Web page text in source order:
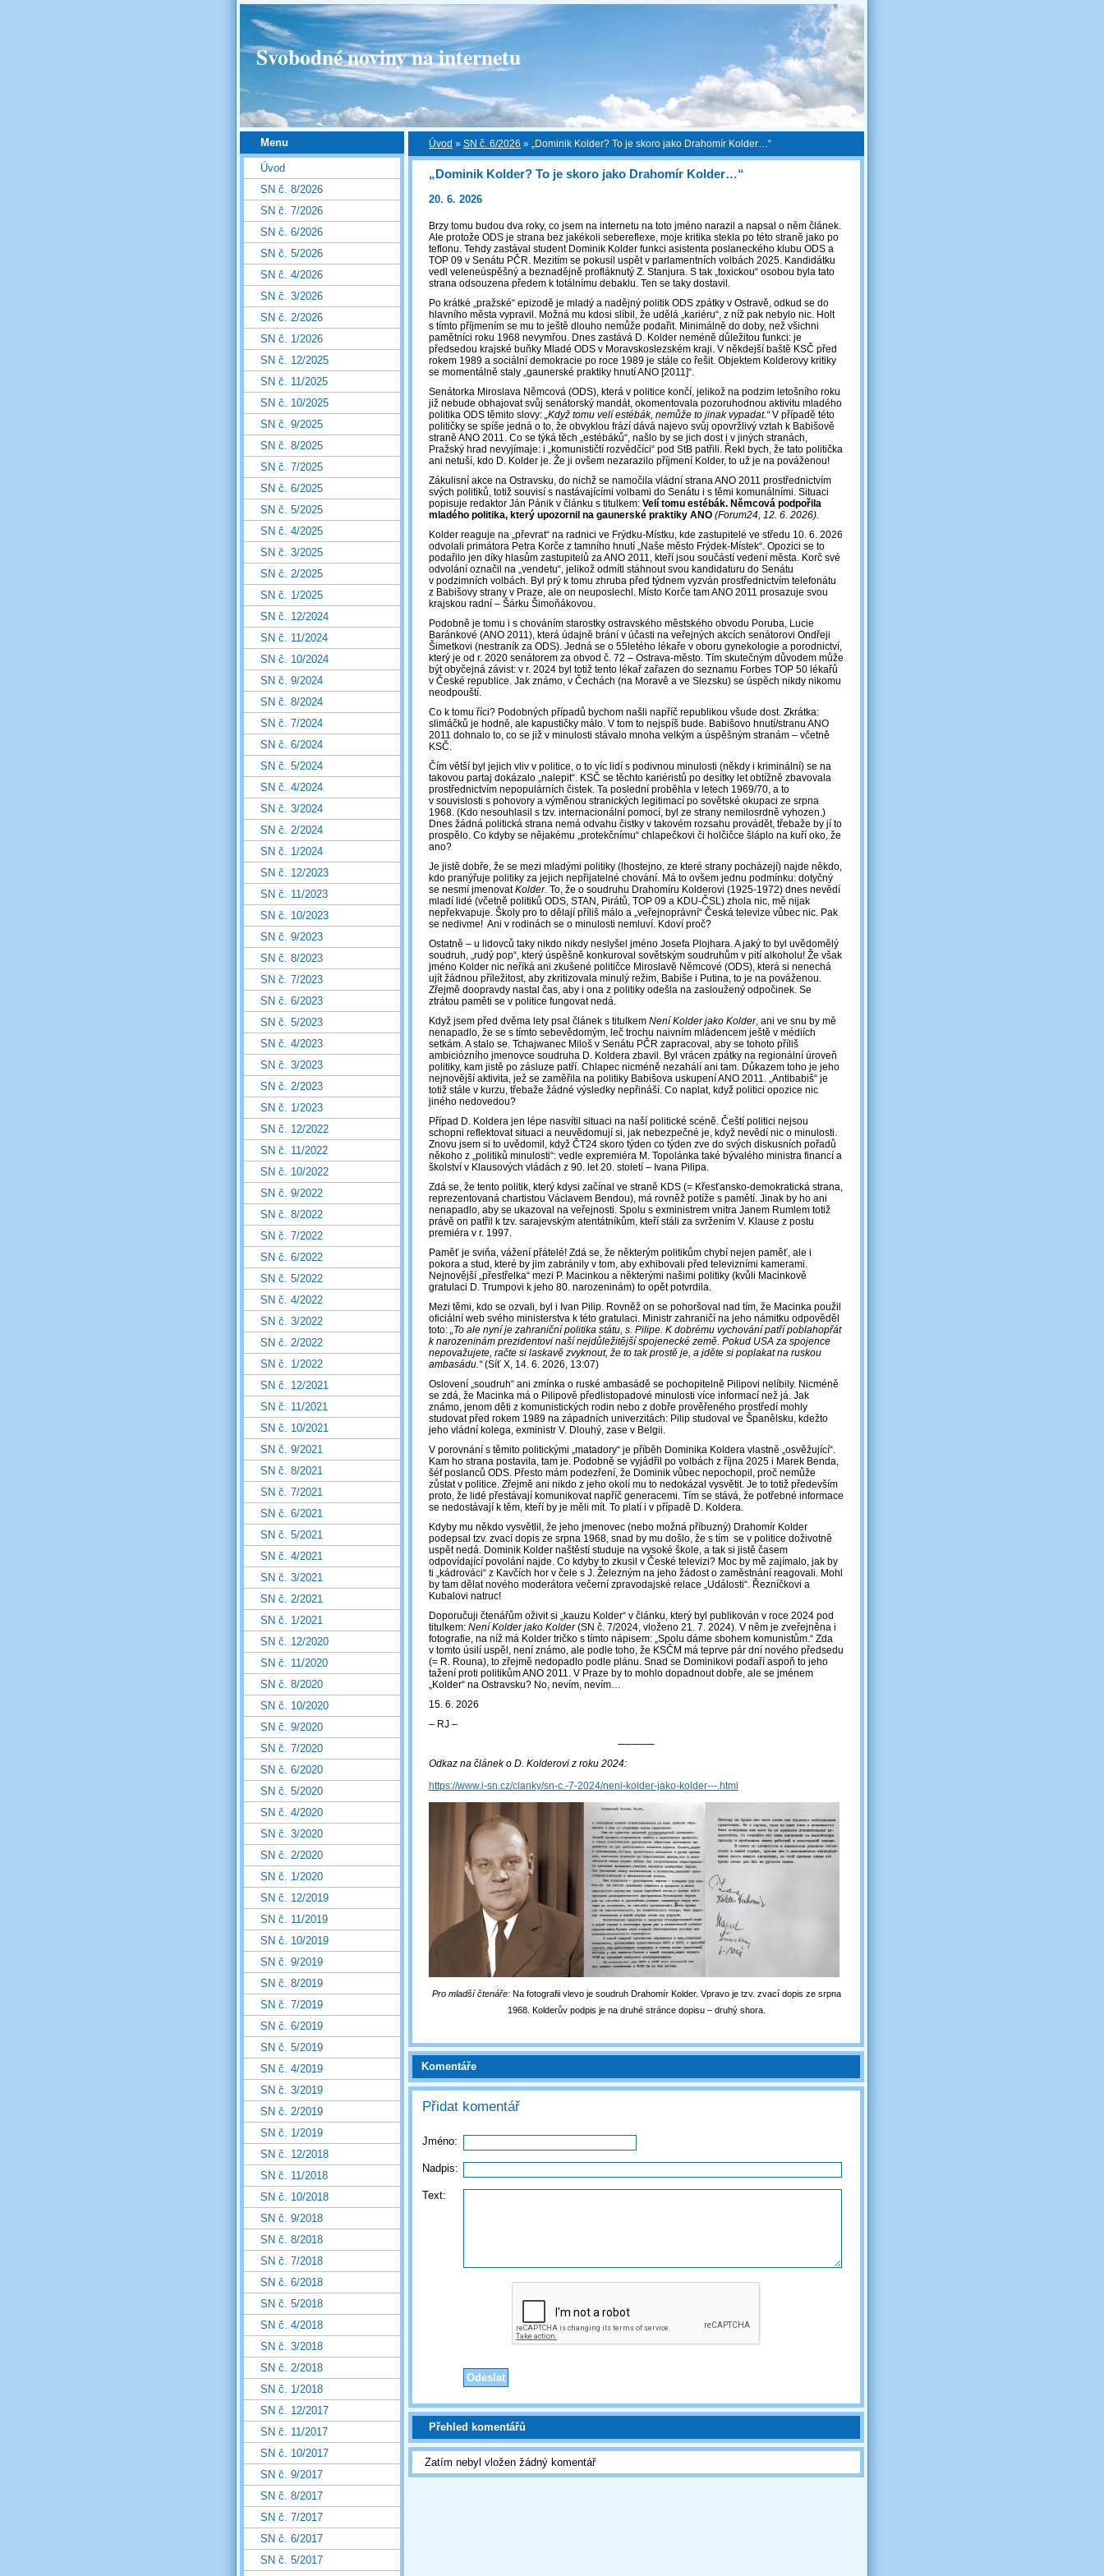
Svobodné noviny na internetu
Úvod » SN č. 6/2026 » „Dominik Kolder? To je skoro jako Drahomír Kolder…“
„Dominik Kolder? To je skoro jako Drahomír Kolder…“
20. 6. 2026
Brzy tomu budou dva roky, co jsem na internetu na toto jméno narazil a napsal o něm článek.
Ale protože ODS je strana bez jakékoli sebereflexe, moje kritika stekla po této straně jako po
teflonu. Tehdy zastával student Dominik Kolder funkci asistenta poslaneckého klubu ODS a
TOP 09 v Senátu PČR. Mezitím se pokusil uspět v parlamentních volbách 2025. Kandidátku
vedl veleneúspěšný a beznadějně profláknutý Z. Stanjura. S tak „toxickou“ osobou byla tato
strana odsouzena předem k totálnímu debaklu. Ten se taky dostavil.
Po krátké „pražské“ epizodě je mladý a nadějný politik ODS zpátky v Ostravě, odkud se do
hlavního města vypravil. Možná mu kdosi slíbil, že udělá „kariéru“, z níž pak nebylo nic. Holt
s tímto příjmením se mu to ještě dlouho nemůže podařit. Minimálně do doby, než všichni
pamětníci roku 1968 nevymřou. Dnes zastává D. Kolder neméně důležitou funkci: je
předsedou krajské buňky Mladé ODS v Moravskoslezském kraji. V někdejší baště KSČ před
rokem 1989 a sociální demokracie po roce 1989 je stále co řešit. Objektem Kolderovy kritiky
se momentálně staly „gaunerské praktiky hnutí ANO [2011]“.
Senátorka Miroslava Němcová (ODS), která v politice končí, jelikož na podzim letošního roku
již nebude obhajovat svůj senátorský mandát, okomentovala pozoruhodnou aktivitu mladého
politika ODS těmito slovy: „Když tomu velí estébák, nemůže to jinak vypadat.“V případě této
političky se spíše jedná o to, že obvyklou frází dává najevo svůj opovržlivý vztah k Babišově
straně ANO 2011. Co se týká těch „estébáků“, našlo by se jich dost i v jiných stranách,
Pražský hrad nevyjímaje: i „komunističtí rozvědčíci“ pod StB patřili. Řekl bych, že tato politička
ani netuší, kdo D. Kolder je. Že ji ovšem nezarazilo příjmení Kolder, to už je na pováženou!
Zákulisní akce na Ostravsku, do nichž se namočila vládní strana ANO 2011 prostřednictvím
svých politiků, totiž souvisí s nastávajícími volbami do Senátu i s těmi komunálními. Situaci
popisuje redaktor Ján Pánik v článku s titulkem: Velí tomu estébák. Němcová podpořila
mladého politika, který upozornil na gaunerské praktiky ANO (Forum24, 12. 6. 2026).
Kolder reaguje na „převrat“ na radnici ve Frýdku-Místku, kde zastupitelé ve středu 10. 6. 2026
odvolali primátora Petra Korče z tamního hnutí „Naše město Frýdek-Místek“. Opozici se to
podařilo jen díky hlasům zastupitelů za ANO 2011, kteří jsou součástí vedení města. Korč své
odvolání označil na „vendetu“, jelikož odmítl stáhnout svou kandidaturu do Senátu
v podzimních volbách. Byl prý k tomu zhruba před týdnem vyzván prostřednictvím telefonátu
z Babišovy strany v Praze, ale on neuposlechl. Místo Korče tam ANO 2011 prosazuje svou
krajskou radní ‒ Šárku Šimoňákovou.
Podobně je tomu i s chováním starostky ostravského městského obvodu Poruba, Lucie
Baránkové (ANO 2011), která údajně brání v účasti na veřejných akcích senátorovi Ondřeji
Šimetkovi (nestraník za ODS). Jedná se o 55letého lékaře v oboru gynekologie a porodnictví,
který je od r. 2020 senátorem za obvod č. 72 – Ostrava-město. Tím skutečným důvodem může
být obyčejná závist: v r. 2024 byl totiž tento lékař zařazen do seznamu Forbes TOP 50 lékařů
v České republice. Jak známo, v Čechách (na Moravě a ve Slezsku) se úspěch nikdy nikomu
neodpouští.
Co k tomu říci? Podobných případů bychom našli napříč republikou všude dost. Zkrátka:
slimáčků je hodně, ale kapustičky málo. V tom to nejspíš bude. Babišovo hnutí/stranu ANO
2011 dohnalo to, co se již v minulosti stávalo mnoha velkým a úspěšným stranám – včetně
KSČ.
Čím větší byl jejich vliv v politice, o to víc lidí s podivnou minulosti (někdy i kriminální) se na
takovou partaj dokázalo „nalepit“. KSČ se těchto kariéristů po desítky let obtížně zbavovala
prostřednictvím nepopulárních čistek. Ta poslední proběhla v letech 1969/70, a to
v souvislosti s pohovory a výměnou stranických legitimací po sovětské okupaci ze srpna
1968. (Kdo nesouhlasil s tzv. internacionální pomocí, byl ze strany nemilosrdně vyhozen.)
Dnes žádná politická strana nemá odvahu čistky v takovém rozsahu provádět, třebaže by jí to
prospělo. Co kdyby se nějakému „protekčnímu“ chlapečkovi či holčičce šláplo na kuří oko, že
ano?
Je jistě dobře, že se mezi mladými politiky (lhostejno, ze které strany pocházejí) najde někdo,
kdo pranýřuje politiky za jejich nepřijatelné chování. Má to ovšem jednu podmínku: dotyčný
se nesmí jmenovatKolder. To, že o soudruhu Drahomíru Kolderovi (1925-1972) dnes nevědí
mladí lidé (včetně politiků ODS, STAN, Pirátů, TOP 09 a KDU-ČSL) zhola nic, mě nijak
nepřekvapuje. Školy pro to dělají příliš málo a „veřejnoprávní“ Česká televize vůbec nic. Pak
se nedivme! Ani v rodinách se o minulosti nemluví. Kdoví proč?
Ostatně – u lidovců taky nikdo nikdy neslyšel jméno Josefa Plojhara. A jaký to byl uvědomělý
soudruh, „rudý pop“, který úspěšně konkuroval sovětským soudruhům v pití alkoholu! Že však
jméno Kolder nic neříká ani zkušené političce Miroslavě Němcové (ODS), která si nenechá
ujít žádnou příležitost, aby zkritizovala minulý režim, Babiše i Putina, to je na pováženou.
Zřejmě doopravdy nastal čas, aby i ona z politiky odešla na zasloužený odpočinek. Se
ztrátou paměti se v politice fungovat nedá.
Když jsem před dvěma lety psal článek s titulkem Není Kolder jako Kolder, ani ve snu by mě
nenapadlo, že se s tímto sebevědomým, leč trochu naivním mládencem ještě v médiích
setkám. A stalo se. Tchajwanec Miloš v Senátu PČR zapracoval, aby se tohoto příliš
ambiciózního jmenovce soudruha D. Koldera zbavil. Byl vrácen zpátky na regionální úroveň
politiky, kam jistě po zásluze patří. Chlapec nicméně nezahálí ani tam. Důkazem toho je jeho
nejnovější aktivita, jež se zaměřila na politiky Babišova uskupení ANO 2011. „Antibabiš“ je
totiž stále v kurzu, třebaže žádné výsledky nepřináší. Co naplat, když politici opozice nic
jiného nedovedou?
Případ D. Koldera jen lépe nasvítil situaci na naší politické scéně. Čeští politici nejsou
schopni reflektovat situaci a neuvědomují si, jak nebezpečné je, když nevědí nic o minulosti.
Znovu jsem si to uvědomil, když ČT24 skoro týden co týden zve do svých diskusních pořadů
někoho z „politiků minulosti“: vedle expremiéra M. Topolánka také bývalého ministra financí a
školství v Klausových vládách z 90. let 20. století – Ivana Pilipa.
Zdá se, že tento politik, který kdysi začínal ve straně KDS (= Křesťansko-demokratická strana,
reprezentovaná chartistou Václavem Bendou), má rovněž potíže s pamětí. Jinak by ho ani
nenapadlo, aby se ukazoval na veřejnosti. Spolu s exministrem vnitra Janem Rumlem totiž
právě on patřil k tzv. sarajevským atentátníkům, kteří stáli za svržením V. Klause z postu
premiéra v r. 1997.
Paměť je sviňa, vážení přátelé! Zdá se, že některým politikům chybí nejen paměť, ale i
pokora a stud, které by jim zabránily v tom, aby exhibovali před televizními kamerami.
Nejnovější „přestřelka“ mezi P. Macinkou a některými našimi politiky (kvůli Macinkově
gratulaci D. Trumpovi k jeho 80. narozeninám) to opět potvrdila.
Mezi těmi, kdo se ozvali, byl i Ivan Pilip. Rovněž on se pohoršoval nad tím, že Macinka použil
oficiální web svého ministerstva k této gratulaci. Ministr zahraničí na jeho námitku odpověděl
toto: „To ale nyní je zahraniční politika státu, s. Pilipe. K dobrému vychování patří poblahopřát
k narozeninám prezidentovi naší nejdůležitější spojenecké země. Pokud USA za spojence
nepovažujete, račte si laskavě zvyknout, že to tak prostě je, a jděte si poplakat na ruskou
ambasádu.“(Síť X, 14. 6. 2026, 13:07)
Oslovení „soudruh“ ani zmínka o ruské ambasádě se pochopitelně Pilipovi nelíbily. Nicméně
se zdá, že Macinka má o Pilipově předlistopadové minulosti více informací než já. Jak
známo, jenom děti z komunistických rodin nebo z dobře prověřeného prostředí mohly
studovat před rokem 1989 na západních univerzitách: Pilip studoval ve Španělsku, kdežto
jeho vládní kolega, exministr V. Dlouhý, zase v Belgii.
V porovnání s těmito politickými „matadory“ je příběh Dominika Koldera vlastně „osvěžující“.
Kam ho strana postavila, tam je. Podobně se vyjádřil po volbách z října 2025 i Marek Benda,
šéf poslanců ODS. Přesto mám podezření, že Dominik vůbec nepochopil, proč nemůže
zůstat v politice. Zřejmě ani nikdo z jeho okolí mu to nedokázal vysvětit. Je to totiž především
proto, že lidé přestávají komunikovat napříč generacemi. Tím se stává, že potřebné informace
se nedostávají k těm, kteří by je měli mít. To platí i v případě D. Koldera.
Kdyby mu někdo vysvětlil, že jeho jmenovec (nebo možná příbuzný) Drahomír Kolder
podepsal tzv. zvací dopis ze srpna 1968, snad by mu došlo, že s tím se v politice doživotně
uspět nedá. Dominik Kolder naštěstí studuje na vysoké škole, a tak si jistě časem
odpovídající povolání najde. Co kdyby to zkusil v České televizi? Moc by mě zajímalo, jak by
ti „kádrováci“ z Kavčích hor v čele s J. Železným na jeho žádost o zaměstnání reagovali. Mohl
by tam dělat nového moderátora večerní zpravodajské relace „Události“. Řezníčkovi a
Kubalovi natruc!
Doporučuji čtenářům oživit si „kauzu Kolder“ v článku, který byl publikován v roce 2024 pod
titulkem: Není Kolder jako Kolder(SN č. 7/2024, vloženo 21. 7. 2024). V něm je zveřejněna i
fotografie, na níž má Kolder tričko s tímto nápisem: „Spolu dáme sbohem komunistům.“ Zda
v tomto úsilí uspěl, není známo, ale podle toho, že KSČM má teprve pár dní nového předsedu
(= R. Rouna), to zřejmě nedopadlo podle plánu. Snad se Dominikovi podaří aspoň to jeho
tažení proti politikům ANO 2011. V Praze by to mohlo dopadnout dobře, ale se jménem
„Kolder“ na Ostravsku? No, nevím, nevím…
15. 6. 2026
‒ RJ ‒
─────
Odkaz na článek o D. Kolderovi z roku 2024:
https://www.i-sn.cz/clanky/sn-c.-7-2024/neni-kolder-jako-kolder---.html
Pro mladší čtenáře: Na fotografii vlevo je soudruh Drahomír Kolder. Vpravo je tzv. zvací dopis ze srpna
1968. Kolderův podpis je na druhé stránce dopisu – druhý shora.
Komentáře
Přidat komentář
Jméno:
Nadpis:
Text:
Přehled komentářů
Zatím nebyl vložen žádný komentář
Menu
Úvod
SN č. 8/2026
SN č. 7/2026
SN č. 6/2026
SN č. 5/2026
SN č. 4/2026
SN č. 3/2026
SN č. 2/2026
SN č. 1/2026
SN č. 12/2025
SN č. 11/2025
SN č. 10/2025
SN č. 9/2025
SN č. 8/2025
SN č. 7/2025
SN č. 6/2025
SN č. 5/2025
SN č. 4/2025
SN č. 3/2025
SN č. 2/2025
SN č. 1/2025
SN č. 12/2024
SN č. 11/2024
SN č. 10/2024
SN č. 9/2024
SN č. 8/2024
SN č. 7/2024
SN č. 6/2024
SN č. 5/2024
SN č. 4/2024
SN č. 3/2024
SN č. 2/2024
SN č. 1/2024
SN č. 12/2023
SN č. 11/2023
SN č. 10/2023
SN č. 9/2023
SN č. 8/2023
SN č. 7/2023
SN č. 6/2023
SN č. 5/2023
SN č. 4/2023
SN č. 3/2023
SN č. 2/2023
SN č. 1/2023
SN č. 12/2022
SN č. 11/2022
SN č. 10/2022
SN č. 9/2022
SN č. 8/2022
SN č. 7/2022
SN č. 6/2022
SN č. 5/2022
SN č. 4/2022
SN č. 3/2022
SN č. 2/2022
SN č. 1/2022
SN č. 12/2021
SN č. 11/2021
SN č. 10/2021
SN č. 9/2021
SN č. 8/2021
SN č. 7/2021
SN č. 6/2021
SN č. 5/2021
SN č. 4/2021
SN č. 3/2021
SN č. 2/2021
SN č. 1/2021
SN č. 12/2020
SN č. 11/2020
SN č. 8/2020
SN č. 10/2020
SN č. 9/2020
SN č. 7/2020
SN č. 6/2020
SN č. 5/2020
SN č. 4/2020
SN č. 3/2020
SN č. 2/2020
SN č. 1/2020
SN č. 12/2019
SN č. 11/2019
SN č. 10/2019
SN č. 9/2019
SN č. 8/2019
SN č. 7/2019
SN č. 6/2019
SN č. 5/2019
SN č. 4/2019
SN č. 3/2019
SN č. 2/2019
SN č. 1/2019
SN č. 12/2018
SN č. 11/2018
SN č. 10/2018
SN č. 9/2018
SN č. 8/2018
SN č. 7/2018
SN č. 6/2018
SN č. 5/2018
SN č. 4/2018
SN č. 3/2018
SN č. 2/2018
SN č. 1/2018
SN č. 12/2017
SN č. 11/2017
SN č. 10/2017
SN č. 9/2017
SN č. 8/2017
SN č. 7/2017
SN č. 6/2017
SN č. 5/2017